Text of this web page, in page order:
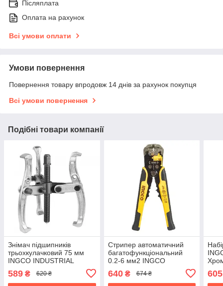
Післяплата
Оплата на рахунок
Всі умови оплати
Умови повернення
Повернення товару впродовж 14 днів за рахунок покупця
Всі умови повернення
Подібні товари компанії
Знімач підшипників
трьохкулачковий 75 мм
INGCO INDUSTRIAL
589 ₴ 620 ₴
Стрипер автоматичний
багатофункціональний
0.2-6 мм2 INGCO
640₴ 674 ₴ 605